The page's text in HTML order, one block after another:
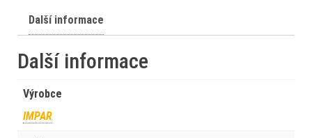
Další informace
Další informace
Výrobce
IMPAR